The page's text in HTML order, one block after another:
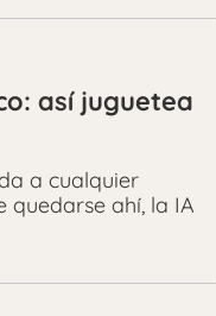
así juguetea
a cualquier
quedarse ahí, la IA